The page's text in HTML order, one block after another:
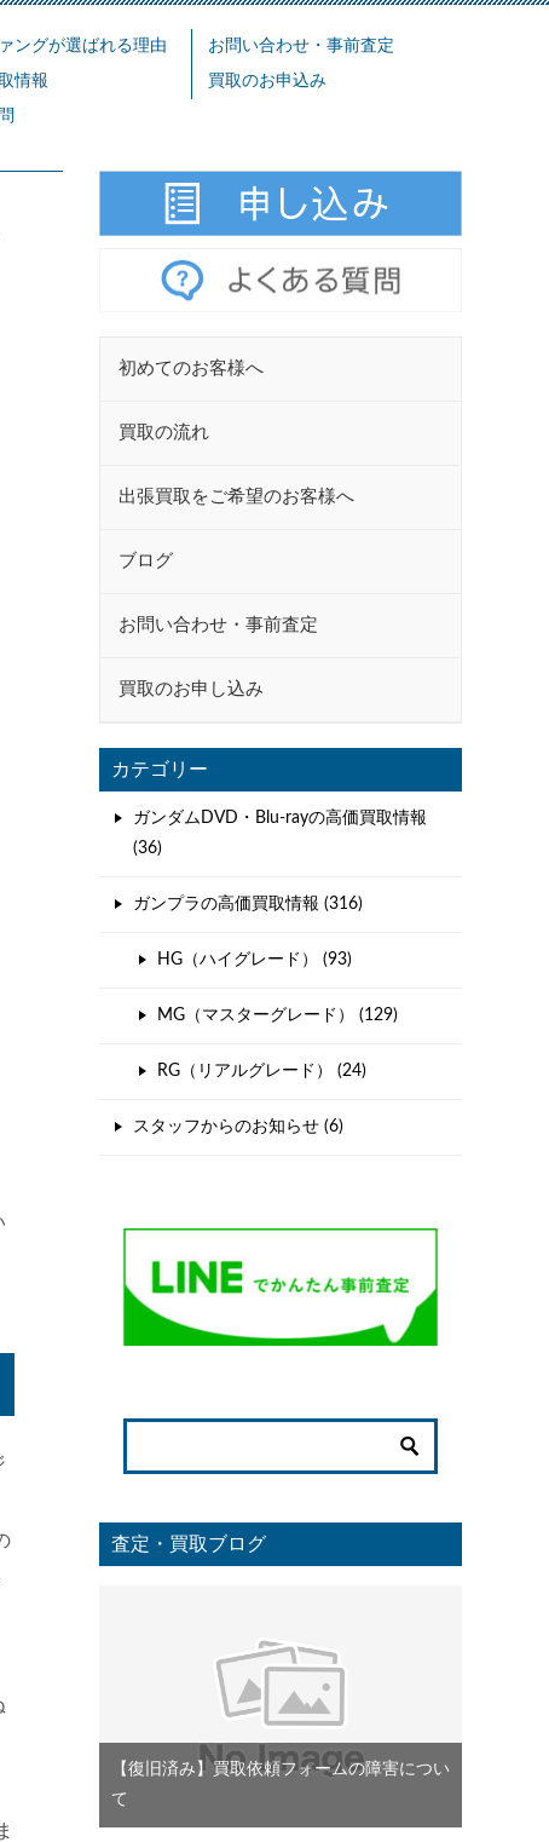
ングが選ばれる理由
情報
お問い合わせ・事前査定
買取のお申込み
初めてのお客様へ
買取の流れ
出張買取をご希望のお客様へ
ブログ
お問い合わせ・事前査定
買取のお申し込み
カテゴリー
ガンダムDVD・Blu-rayの高価買取情報
(36)
ガンプラの高価買取情報 (316)
HG（ハイグレード） (93)
MG（マスターグレード） (129)
RG（リアルグレード） (24)
スタッフからのお知らせ (6)
査定・買取ブログ
【復旧済み】買取依頼フォームの障害につい
て